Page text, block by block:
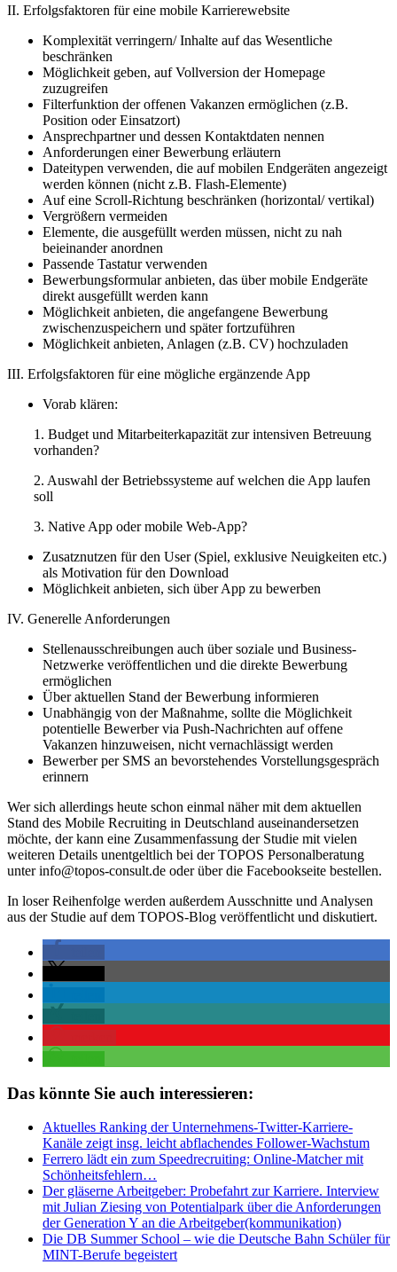
II. Erfolgsfaktoren für eine mobile Karrierewebsite
Komplexität verringern/ Inhalte auf das Wesentliche
beschränken
Möglichkeit geben, auf Vollversion der Homepage
zuzugreifen
Filterfunktion der offenen Vakanzen ermöglichen (z.B.
Position oder Einsatzort)
Ansprechpartner und dessen Kontaktdaten nennen
Anforderungen einer Bewerbung erläutern
Dateitypen verwenden, die auf mobilen Endgeräten angezeigt
werden können (nicht z.B. Flash-Elemente)
Auf eine Scroll-Richtung beschränken (horizontal/ vertikal)
Vergrößern vermeiden
Elemente, die ausgefüllt werden müssen, nicht zu nah
beieinander anordnen
Passende Tastatur verwenden
Bewerbungsformular anbieten, das über mobile Endgeräte
direkt ausgefüllt werden kann
Möglichkeit anbieten, die angefangene Bewerbung
zwischenzuspeichern und später fortzuführen
Möglichkeit anbieten, Anlagen (z.B. CV) hochzuladen
III. Erfolgsfaktoren für eine mögliche ergänzende App
Vorab klären:
1. Budget und Mitarbeiterkapazität zur intensiven Betreuung
vorhanden?
2. Auswahl der Betriebssysteme auf welchen die App laufen
soll
3. Native App oder mobile Web-App?
Zusatznutzen für den User (Spiel, exklusive Neuigkeiten etc.)
als Motivation für den Download
Möglichkeit anbieten, sich über App zu bewerben
IV. Generelle Anforderungen
Stellenausschreibungen auch über soziale und Business-
Netzwerke veröffentlichen und die direkte Bewerbung
ermöglichen
Über aktuellen Stand der Bewerbung informieren
Unabhängig von der Maßnahme, sollte die Möglichkeit
potentielle Bewerber via Push-Nachrichten auf offene
Vakanzen hinzuweisen, nicht vernachlässigt werden
Bewerber per SMS an bevorstehendes Vorstellungsgespräch
erinnern
Wer sich allerdings heute schon einmal näher mit dem aktuellen
Stand des Mobile Recruiting in Deutschland auseinandersetzen
möchte, der kann eine Zusammenfassung der Studie mit vielen
weiteren Details unentgeltlich bei der TOPOS Personalberatung
unter info@topos-consult.de oder über die Facebookseite bestellen.
In loser Reihenfolge werden außerdem Ausschnitte und Analysen
aus der Studie auf dem TOPOS-Blog veröffentlicht und diskutiert.
Das könnte Sie auch interessieren:
Aktuelles Ranking der Unternehmens-Twitter-Karriere-
Kanäle zeigt insg. leicht abflachendes Follower-Wachstum
Ferrero lädt ein zum Speedrecruiting: Online-Matcher mit
Schönheitsfehlern…
Der gläserne Arbeitgeber: Probefahrt zur Karriere. Interview
mit Julian Ziesing von Potentialpark über die Anforderungen
der Generation Y an die Arbeitgeber(kommunikation)
Die DB Summer School – wie die Deutsche Bahn Schüler für
MINT-Berufe begeistert